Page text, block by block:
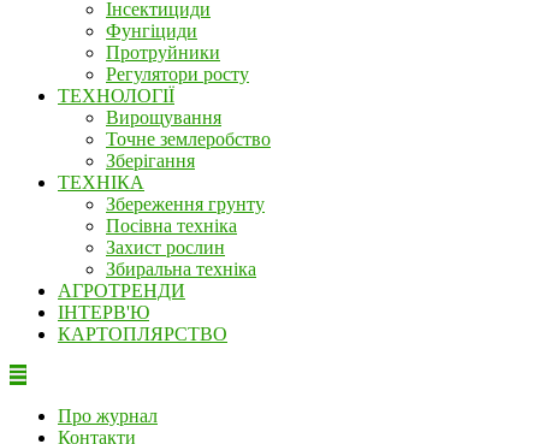
Інсектициди
Фунгіциди
Протруйники
Регулятори росту
ТЕХНОЛОГІЇ
Вирощування
Точне землеробство
Зберігання
ТЕХНІКА
Збереження грунту
Посівна техніка
Захист рослин
Збиральна техніка
АГРОТРЕНДИ
ІНТЕРВ'Ю
КАРТОПЛЯРСТВО
Про журнал
Контакти